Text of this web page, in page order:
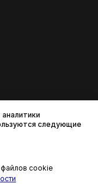
следующие
файлов cookie